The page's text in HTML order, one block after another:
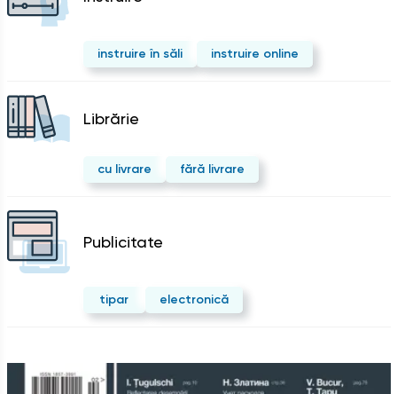
instruire în săli instruire online
Librărie
cu livrare fără livrare
Publicitate
tipar electronică